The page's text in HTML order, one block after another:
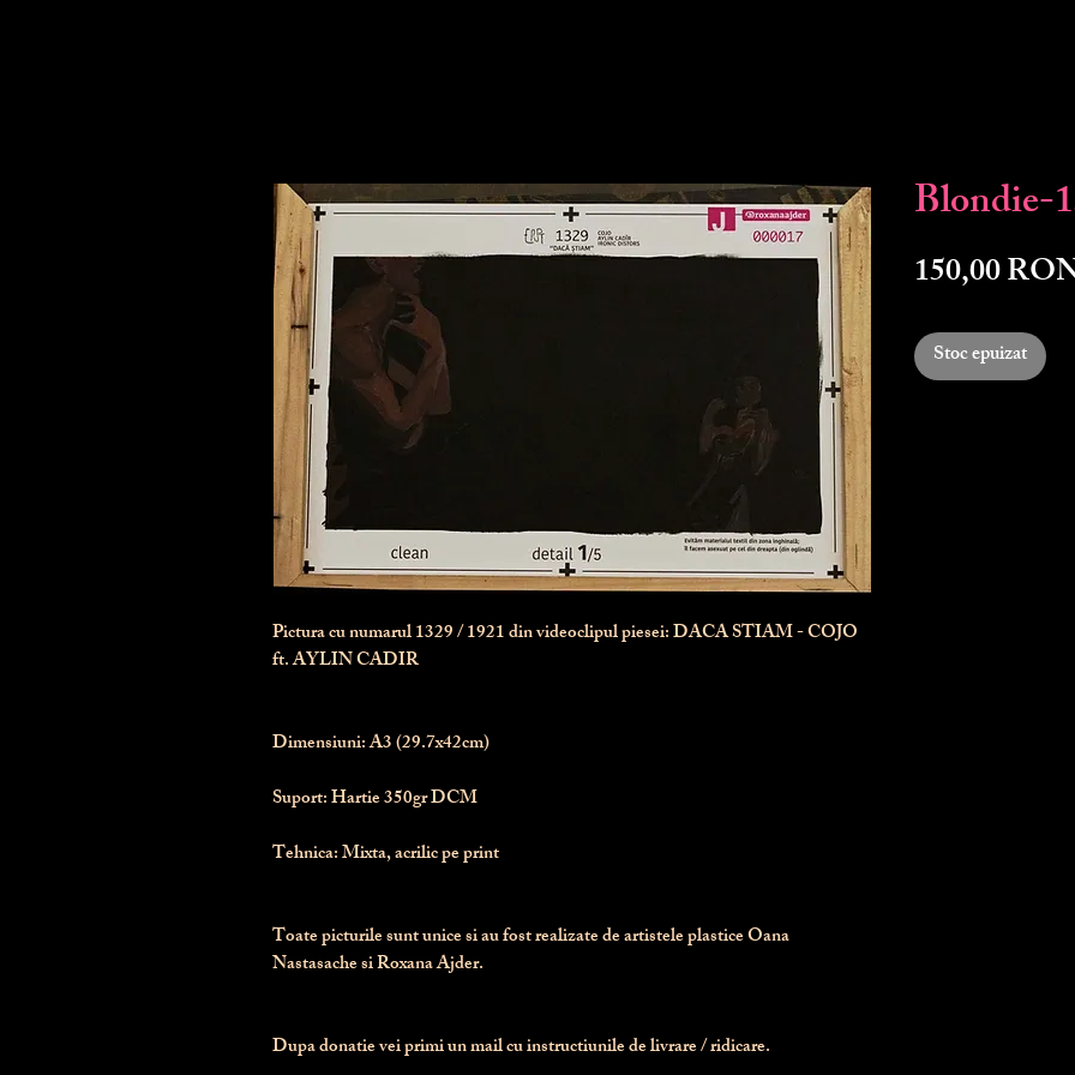
Pictura cu numarul1329/ 1921 din videoclipul piesei: DACA STIAM - COJO
ft. AYLIN CADIR
Dimensiuni: A3 (29.7x42cm)
Suport: Hartie 350gr DCM
Tehnica: Mixta, acrilic pe print
Toate picturile sunt unice si au fost realizate de artistele plastice Oana
Nastasache si Roxana Ajder.
Dupa donatie vei primi un mail cu instructiunile de livrare / ridicare.
Blondie-
150,00
Stoc epuizat